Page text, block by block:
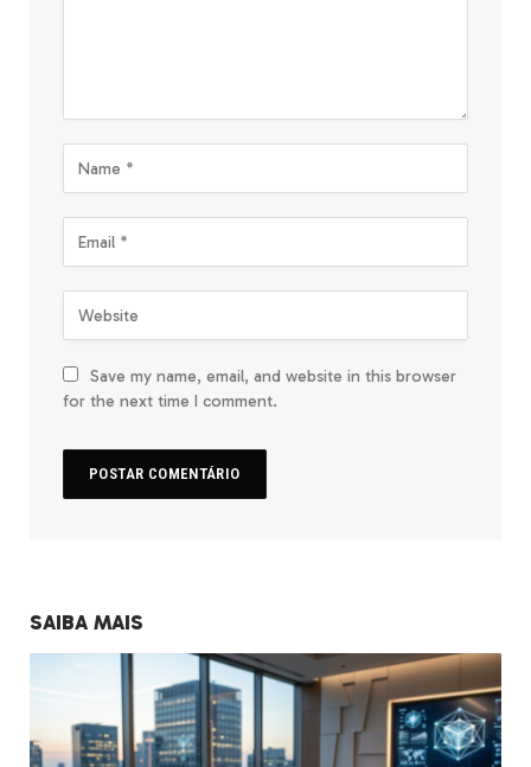
Save my name, email, and website in this browser
for the next time I comment.
SAIBA MAIS